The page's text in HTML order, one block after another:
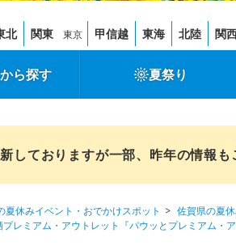
北 関東 東京 甲信越 東海 北陸 関
ら探す 夏祭り
しておりますが一部、昨年の情報も
夏休みイベント・おでかけスポット
佐賀県の夏
プレミアム・アウトレット『パウッとプレミアム・